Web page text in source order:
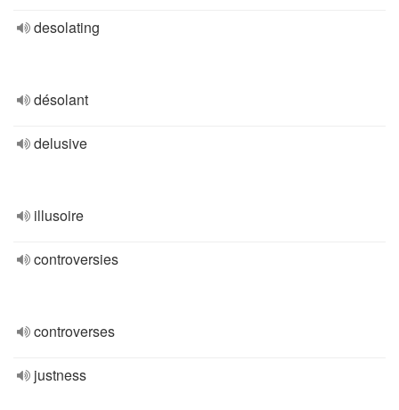
desolating
désolant
delusive
illusoire
controversies
controverses
justness